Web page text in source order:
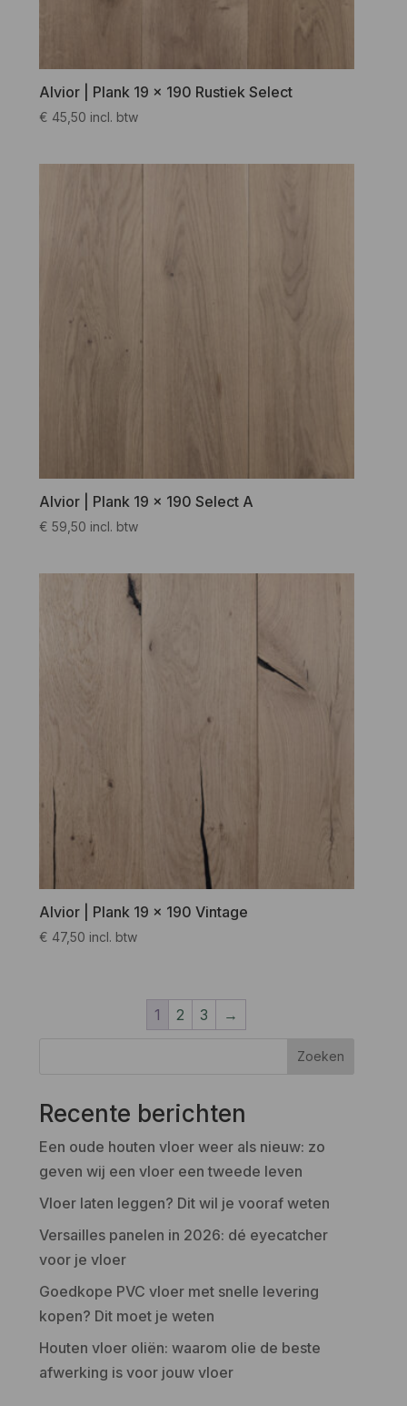
Alvior | Plank 19 x 190 Rustiek Select
€ 45,50 incl. btw
Alvior | Plank 19 x 190 Select A
€ 59,50 incl. btw
Alvior | Plank 19 x 190 Vintage
€ 47,50 incl. btw
1 2 3 →
Zoeken
Recente berichten
Een oude houten vloer weer als nieuw: zo
geven wij een vloer een tweede leven
Vloer laten leggen? Dit wil je vooraf weten
Versailles panelen in 2026: dé eyecatcher
voor je vloer
Goedkope PVC vloer met snelle levering
kopen? Dit moet je weten
Houten vloer oliën: waarom olie de beste
afwerking is voor jouw vloer